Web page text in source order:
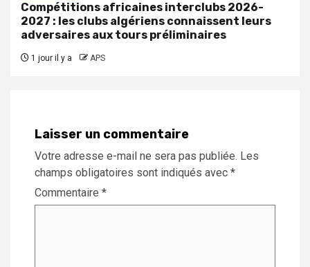
Compétitions africaines interclubs 2026-
2027 : les clubs algériens connaissent leurs
adversaires aux tours préliminaires
1 jour il y a APS
Laisser un commentaire
Votre adresse e-mail ne sera pas publiée. Les
champs obligatoires sont indiqués avec *
Commentaire *